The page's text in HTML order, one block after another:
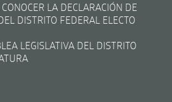
LA DECLARACIÓN DE
DISTRITO FEDERAL ELECTO
LEGISLATIVA DEL DISTRITO